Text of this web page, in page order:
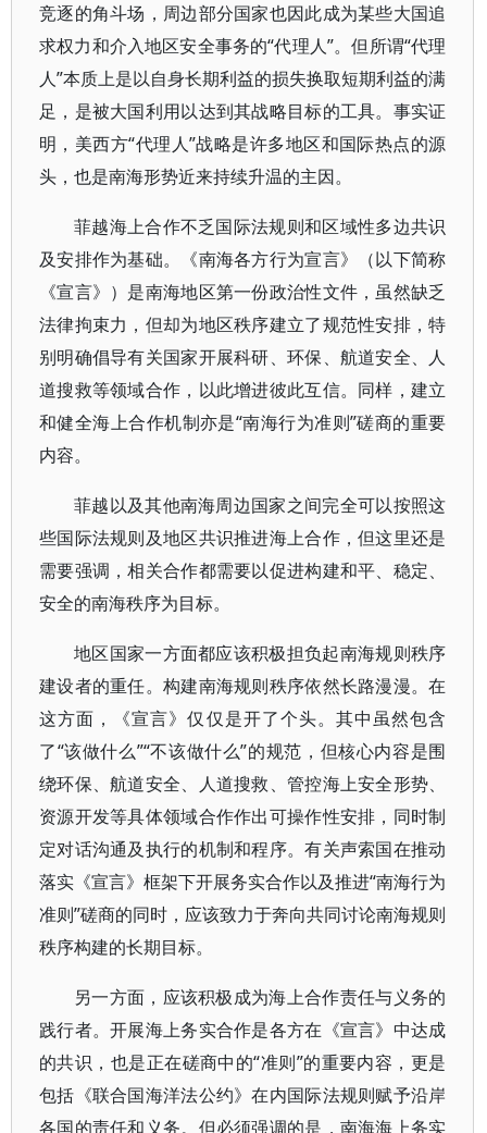
竞逐的角斗场，周边部分国家也因此成为某些大国追
求权力和介入地区安全事务的“代理人”。但所谓“代理
人”本质上是以自身长期利益的损失换取短期利益的满
足，是被大国利用以达到其战略目标的工具。事实证
明，美西方“代理人”战略是许多地区和国际热点的源
头，也是南海形势近来持续升温的主因。
菲越海上合作不乏国际法规则和区域性多边共识
及安排作为基础。《南海各方行为宣言》（以下简称
《宣言》）是南海地区第一份政治性文件，虽然缺乏
法律拘束力，但却为地区秩序建立了规范性安排，特
别明确倡导有关国家开展科研、环保、航道安全、人
道搜救等领域合作，以此增进彼此互信。同样，建立
和健全海上合作机制亦是“南海行为准则”磋商的重要
内容。
菲越以及其他南海周边国家之间完全可以按照这
些国际法规则及地区共识推进海上合作，但这里还是
需要强调，相关合作都需要以促进构建和平、稳定、
安全的南海秩序为目标。
地区国家一方面都应该积极担负起南海规则秩序
建设者的重任。构建南海规则秩序依然长路漫漫。在
这方面，《宣言》仅仅是开了个头。其中虽然包含
了“该做什么”“不该做什么”的规范，但核心内容是围
绕环保、航道安全、人道搜救、管控海上安全形势、
资源开发等具体领域合作作出可操作性安排，同时制
定对话沟通及执行的机制和程序。有关声索国在推动
落实《宣言》框架下开展务实合作以及推进“南海行为
准则”磋商的同时，应该致力于奔向共同讨论南海规则
秩序构建的长期目标。
另一方面，应该积极成为海上合作责任与义务的
践行者。开展海上务实合作是各方在《宣言》中达成
的共识，也是正在磋商中的“准则”的重要内容，更是
包括《联合国海洋法公约》在内国际法规则赋予沿岸
各国的责任和义务。但必须强调的是，南海海上务实